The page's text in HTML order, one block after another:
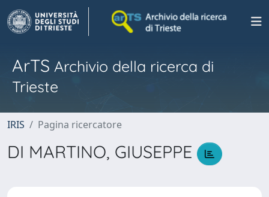
ArTS Archivio della ricerca di
Trieste
IRIS Pagina ricercatore
DI MARTINO, GIUSEPPE